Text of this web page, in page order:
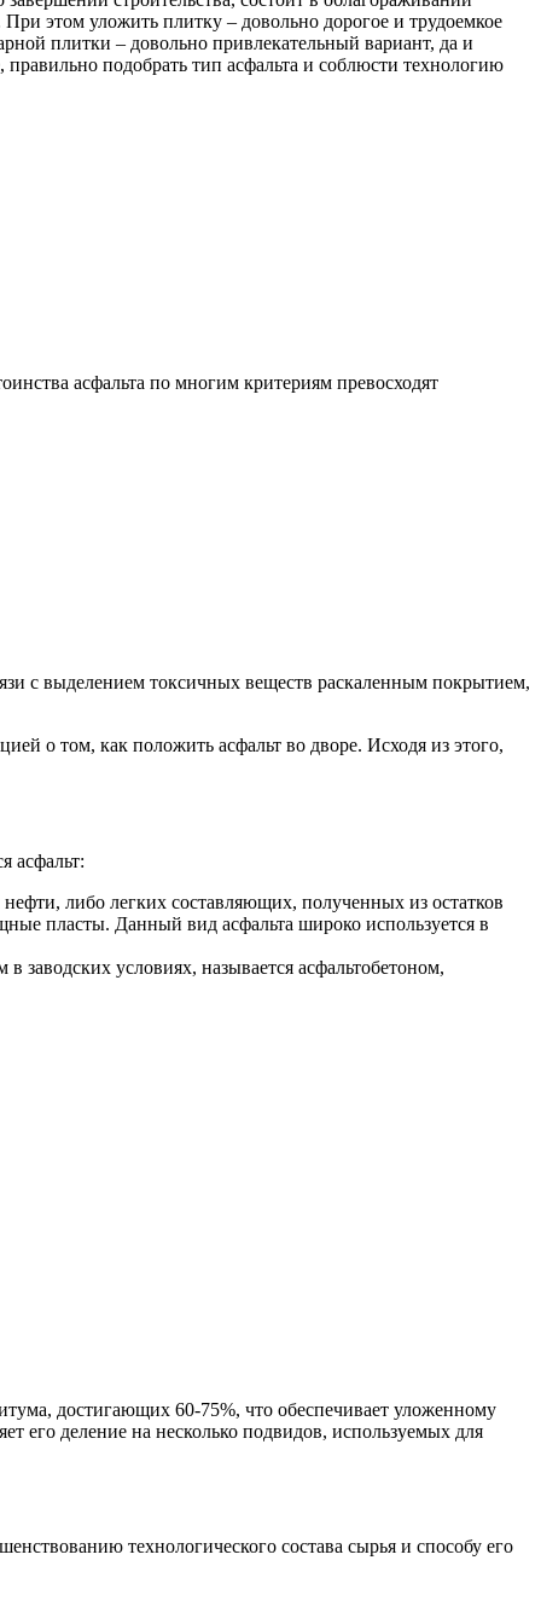
этом уложить плитку – довольно дорогое и трудоемкое
плитки – довольно привлекательный вариант, да и
правильно подобрать тип асфальта и соблюсти технологию
асфальта по многим критериям превосходят
с выделением токсичных веществ раскаленным покрытием,
о том, как положить асфальт во дворе. Исходя из этого,
асфальт:
либо легких составляющих, полученных из остатков
пласты. Данный вид асфальта широко используется в
условиях, называется асфальтобетоном,
достигающих 60-75%, что обеспечивает уложенному
его деление на несколько подвидов, используемых для
технологического состава сырья и способу его